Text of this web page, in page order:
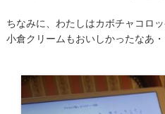
ちなみに、わたしはカボチャコロ
小倉クリームもおいしかったなあ・